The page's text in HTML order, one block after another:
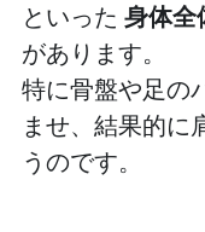
といった 身体全
があります。
特に骨盤や足の
ませ、結果的に
うのです。